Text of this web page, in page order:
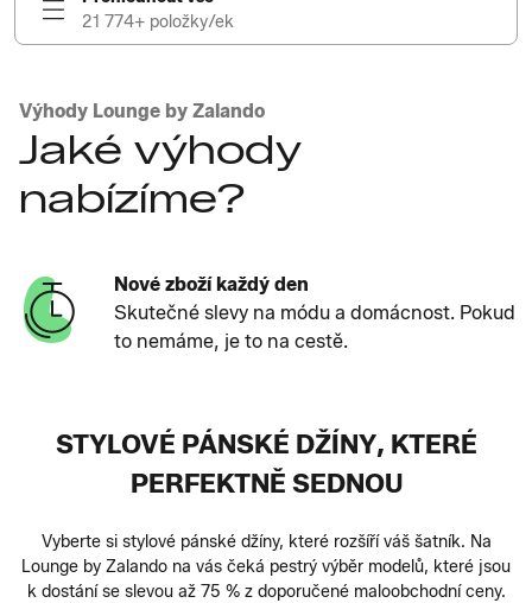
21 774+ položky/ek
Výhody Lounge by Zalando
Jaké výhody
nabízíme?
Nové zboží každý den
Skutečné slevy na módu a domácnost. Pokud
to nemáme, je to na cestě.
STYLOVÉ PÁNSKÉ DŽÍNY, KTERÉ
PERFEKTNĚ SEDNOU
Vyberte si stylové pánské džíny, které rozšíří váš šatník. Na
Lounge by Zalando na vás čeká pestrý výběr modelů, které jsou
k dostání se slevou až 75 % z doporučené maloobchodní ceny.